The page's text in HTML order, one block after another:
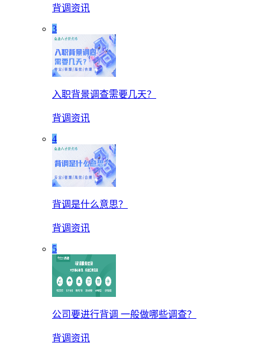
背调资讯
3
入职背景调查需要几天？
背调资讯
4
背调是什么意思？
背调资讯
5
公司要进行背调 一般做哪些调查？
背调资讯